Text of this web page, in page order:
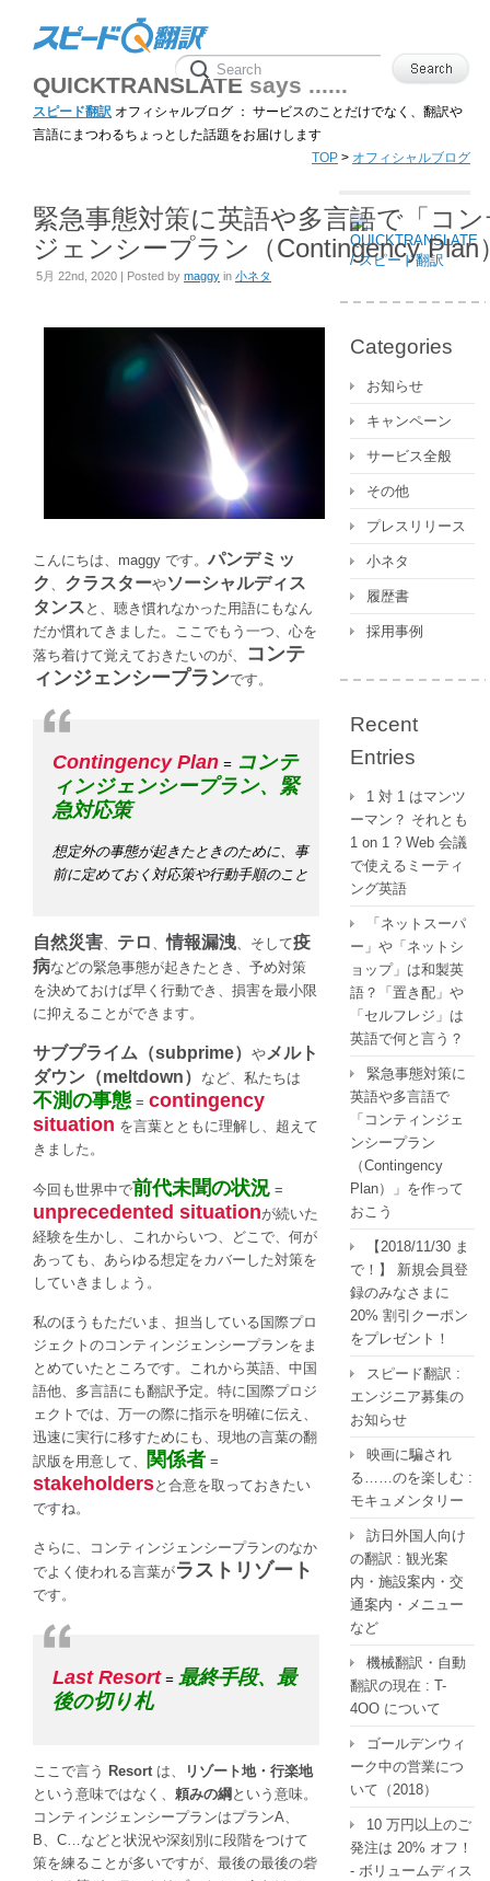
QUICKTRANSLATE says ......
スピード翻訳 オフィシャルブログ ： サービスのことだけでなく、翻訳や
言語にまつわるちょっとした話題をお届けします
TOP > オフィシャルブログ
緊急事態対策に英語や多言語で「コ
ジェンシープラン（Contingency Plan
作っておこう
5月 22nd, 2020 | Posted by maggy in 小ネタ
こんにちは、maggy です。 パンデミッ
ク
クラスターやソーシャルディス
タンス と、聴き慣れなかった用語にもなん
だか慣れてきました。ここでもう一つ、心を
落ち着けて覚えておきたいのが、
コンテ
ィンジェンシープランです。
Contingency Plan = コンテ
ィンジェンシープラン、緊
急対応策
想定外の事態が起きたときのために、事
前に定めておく対応策や行動手順のこと
自然災害 テロ 、情報漏洩 、そして疫
病などの緊急事態が起きたとき、予め対策
を決めておけば早く行動でき、損害を最小限
に抑えることができます。
サブプライム（subprime） や メルト
ダウン（meltdown）
など、私たちは
不測の事態 = contingency
situation を言葉とともに理解し、超えて
きました。
今回も世界中で前代未聞の状況 =
unprecedented situationが続いた
経験を生かし、これからいつ、どこで、何が
あっても、あらゆる想定をカバーした対策を
していきましょう。
私のほうもただいま、担当している国際プロ
ジェクトのコンティンジェンシープランをま
とめていたところです。これから英語、中国
語他、多言語にも翻訳予定。特に国際プロジ
ェクトでは、万一の際に指示を明確に伝え、
迅速に実行に移すためにも、現地の言葉の翻
訳版を用意して、
関係者 =
stakeholdersと合意を取っておきたい
ですね。
さらに、コンティンジェンシープランのなか
でよく使われる言葉がラストリゾート
です。
Last Resort= 最終手段、最
後の切り札
ここで言う Resort は、
リゾート地・行楽地
という意味ではなく、 頼みの綱という意味。
コンティンジェンシープランはプランA、
B、C…などと状況や深刻別に段階をつけて
策を練ることが多いですが、最後の最後の砦
Categories
お知らせ
キャンペーン
サービス全般
その他
プレスリリース
小ネタ
履歴書
採用事例
Recent
Entries
1 対 1 はマンツ
ーマン？ それとも
1 on 1 ? Web 会議
で使えるミーティ
ング英語
「ネットスーパ
ー」や「ネットシ
ョップ」は和製英
語？「置き配」や
「セルフレジ」は
英語で何と言う？
緊急事態対策に
英語や多言語で
「コンティンジェ
ンシープラン
（Contingency
Plan）」を作って
おこう
【2018/11/30 ま
で！】 新規会員登
録のみなさまに
20% 割引クーポン
をプレゼント！
スピード翻訳 :
エンジニア募集の
お知らせ
映画に騙され
る……のを楽しむ :
モキュメンタリー
訪日外国人向け
の翻訳 : 観光案
内・施設案内・交
通案内・メニュー
など
機械翻訳・自動
翻訳の現在 : T-
4OO について
ゴールデンウィ
ーク中の営業につ
いて（2018）
10 万円以上のご
発注は 20% オフ！
- ボリュームディス